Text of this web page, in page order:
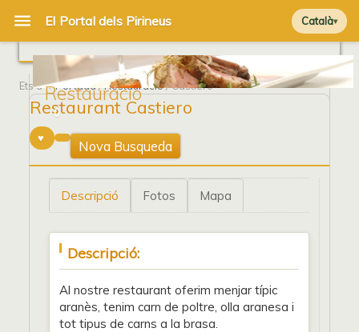
Català
Restauració
Ets a Portada/ Restauració/ Castiero
Restaurant Castiero
0
Nova Busqueda
Descripció Fotos Mapa
Descripció:
Al nostre restaurant oferim menjar típic
aranès, tenim carn de poltre, olla aranesa i
tot tipus de carns a la brasa.